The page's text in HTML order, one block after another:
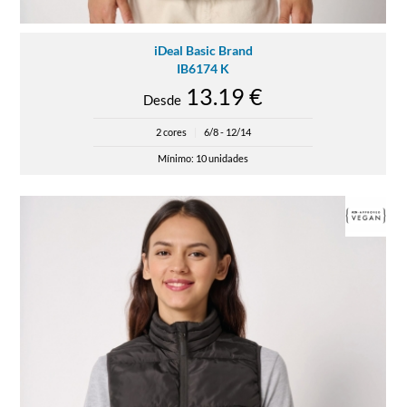
iDeal Basic Brand
IB6174 K
Desde 13.19 €
2 cores 6/8 - 12/14
Mínimo: 10 unidades